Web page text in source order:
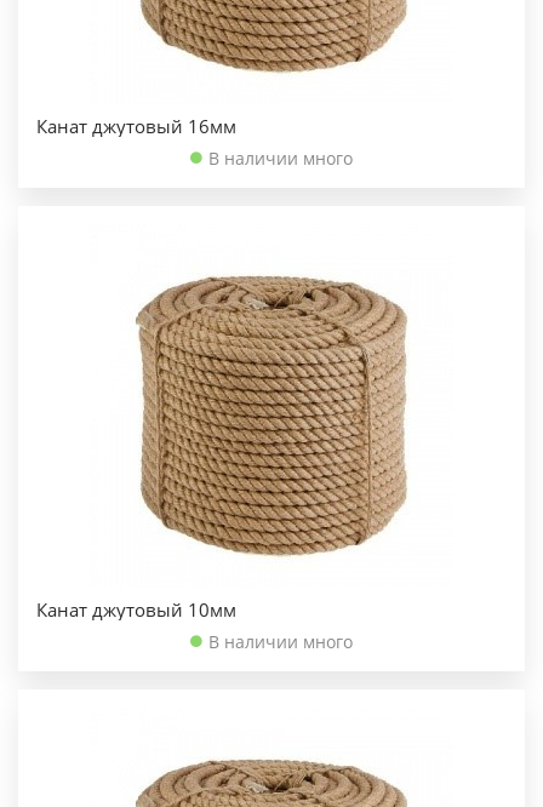
Канат джутовый 16мм
В наличии много
Канат джутовый 10мм
В наличии много